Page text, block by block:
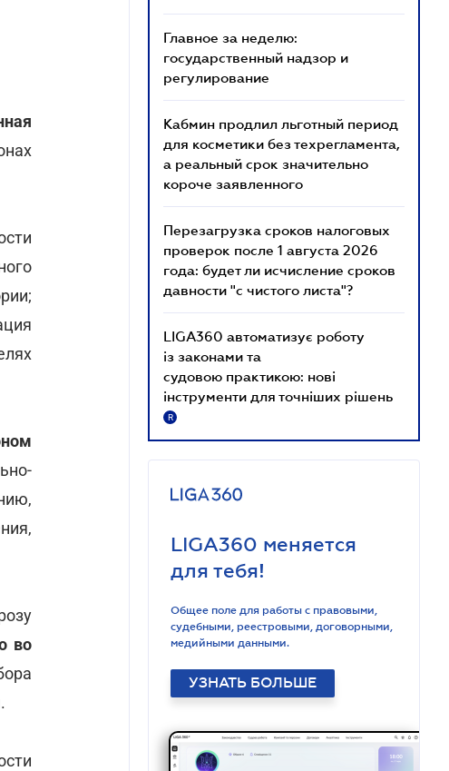
во
Главное за неделю:
государственный надзор и
регулирование
Кабмин продлил льготный период
для косметики без техрегламента,
а реальный срок значительно
короче заявленного
Перезагрузка сроков налоговых
проверок после 1 августа 2026
года: будет ли исчисление сроков
давности "с чистого листа"?
LIGA360 автоматизує роботу
із законами та
судовою практикою: нові
інструменти для точніших рішень
R
LIGA360 меняется
для тебя!
Общее поле для работы с правовыми,
судебными, реестровыми, договорными,
медийными данными.
УЗНАТЬ БОЛЬШЕ